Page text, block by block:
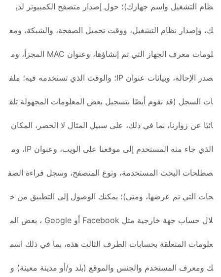
ظام التشغيل واسم جهازك)؛ حول إصدار متصفح الكمبيوتر لدي
ك، وإصدار نظام التشغيل، ووقت تحميل الصفحة، والشبكة، ومع
لومات معرف الجهاز التي تم إنشاؤها، وعنوان MAC المجزأ، وم
صدر الإحالة، وبيانات عنوان IP؛ والوقت الذي تستخدمه فيه؛ ملف
ات السجل (قد نقوم أيضًا بتسجيل بعض المعلومات المجهولة تلق
ائيًا عن زوارنا، بما في ذلك، على سبيل المثال لا الحصر، المكان
الذي جاء منه المستخدم إلى موقعنا على الويب، وعنوان IP، وم
صطلحات البحث المستخدمة، ونوع المتصفح، وسجل قراءة الصف
حات التي تم عرضها، ومتى)؛ يمكنك الوصول إلى التطبيق من خ
لال حساب جهة خارجية مثل Facebook أو Google ، بعض الم
علومات المتعلقة بحسابات الطرف الثالث هذه، بما في ذلك اسم
ك ومعرف المستخدم والجنس والموقع (بلد و/أو مدينة معينة) و